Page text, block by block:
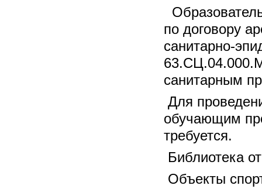
по договору
санитарно-
санитарным
Для
обучающим
требуется.
Библиотека
Объекты